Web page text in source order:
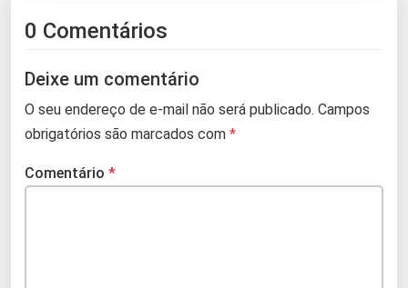
0 Comentários
Deixe um comentário
O seu endereço de e-mail não será publicado. Campos
obrigatórios são marcados com *
Comentário *